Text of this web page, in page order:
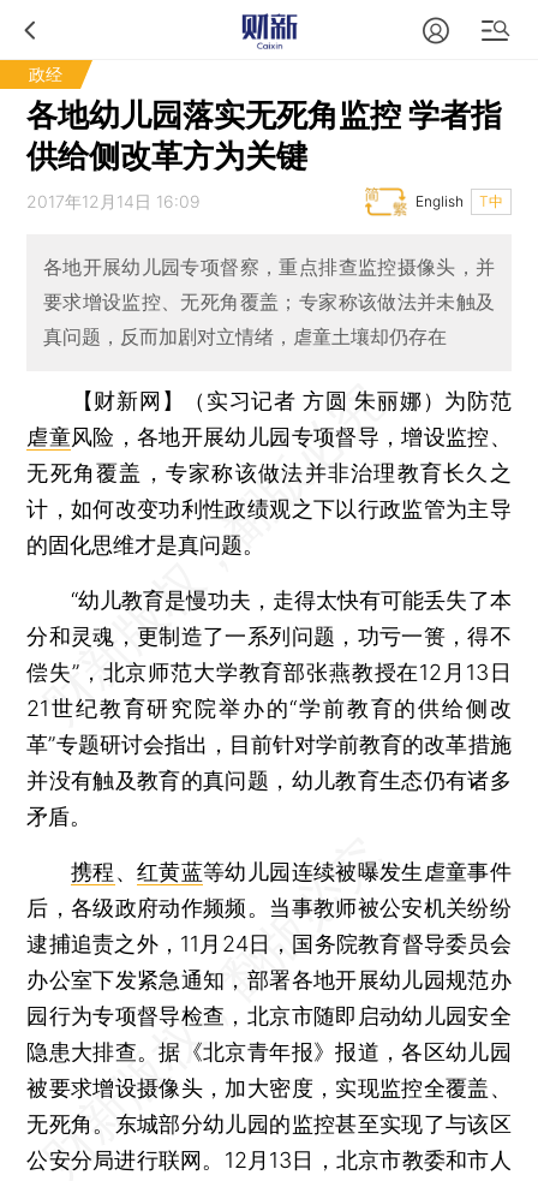
政经
各地幼儿园落实无死角监控 学者指
供给侧改革方为关键
2017年12月14日 16:09 T中
English
各地开展幼儿园专项督察，重点排查监控摄像头，并
要求增设监控、无死角覆盖；专家称该做法并未触及
真问题，反而加剧对立情绪，虐童土壤却仍存在
【财新网】（实习记者 方圆 朱丽娜） 为防范
虐童风险，各地开展幼儿园专项督导，增设监控、
无死角覆盖，专家称该做法并非治理教育长久之
计，如何改变功利性政绩观之下以行政监管为主导
的固化思维才是真问题。
“幼儿教育是慢功夫，走得太快有可能丢失了本
分和灵魂，更制造了一系列问题，功亏一篑，得不
偿失”，北京师范大学教育部张燕教授在12月13日
21世纪教育研究院举办的“学前教育的供给侧改
革”专题研讨会指出，目前针对学前教育的改革措施
并没有触及教育的真问题，幼儿教育生态仍有诸多
矛盾。
携程、红黄蓝等幼儿园连续被曝发生虐童事件
后，各级政府动作频频。当事教师被公安机关纷纷
逮捕追责之外，11月24日，国务院教育督导委员会
办公室下发紧急通知，部署各地开展幼儿园规范办
园行为专项督导检查，北京市随即启动幼儿园安全
隐患大排查。据《北京青年报》报道，各区幼儿园
被要求增设摄像头，加大密度，实现监控全覆盖、
无死角。东城部分幼儿园的监控甚至实现了与该区
公安分局进行联网。12月13日，北京市教委和市人